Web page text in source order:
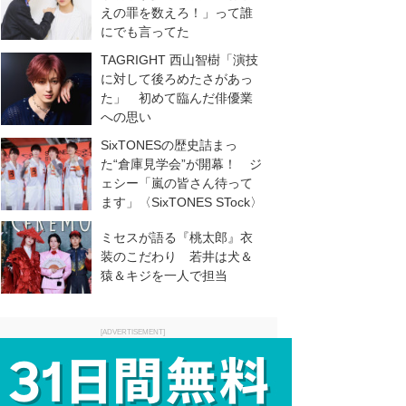
えの罪を数えろ！」って誰
にでも言ってた
TAGRIGHT 西山智樹「演技
に対して後ろめたさがあっ
た」 初めて臨んだ俳優業
への思い
SixTONESの歴史詰まっ
た“倉庫見学会”が開幕！ ジ
ェシー「嵐の皆さん待って
ます」〈SixTONES STock〉
ミセスが語る『桃太郎』衣
装のこだわり 若井は犬＆
猿＆キジを一人で担当
[ADVERTISEMENT]